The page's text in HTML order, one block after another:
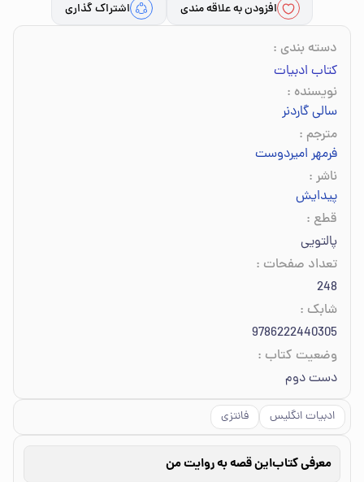
افزودن به علاقه مندی اشتراک گذاری
دسته بندی :
کتاب ادبیات
نویسنده :
سالی گاردنر
مترجم :
فرمهر امیردوست
ناشر :
پیدایش
قطع :
پالتویی
تعداد صفحات :
248
شابک :
9786222440305
وضعیت کتاب :
دست دوم
ادبیات انگلیس فانتزی
معرفی کتاباین قصه به روایت من